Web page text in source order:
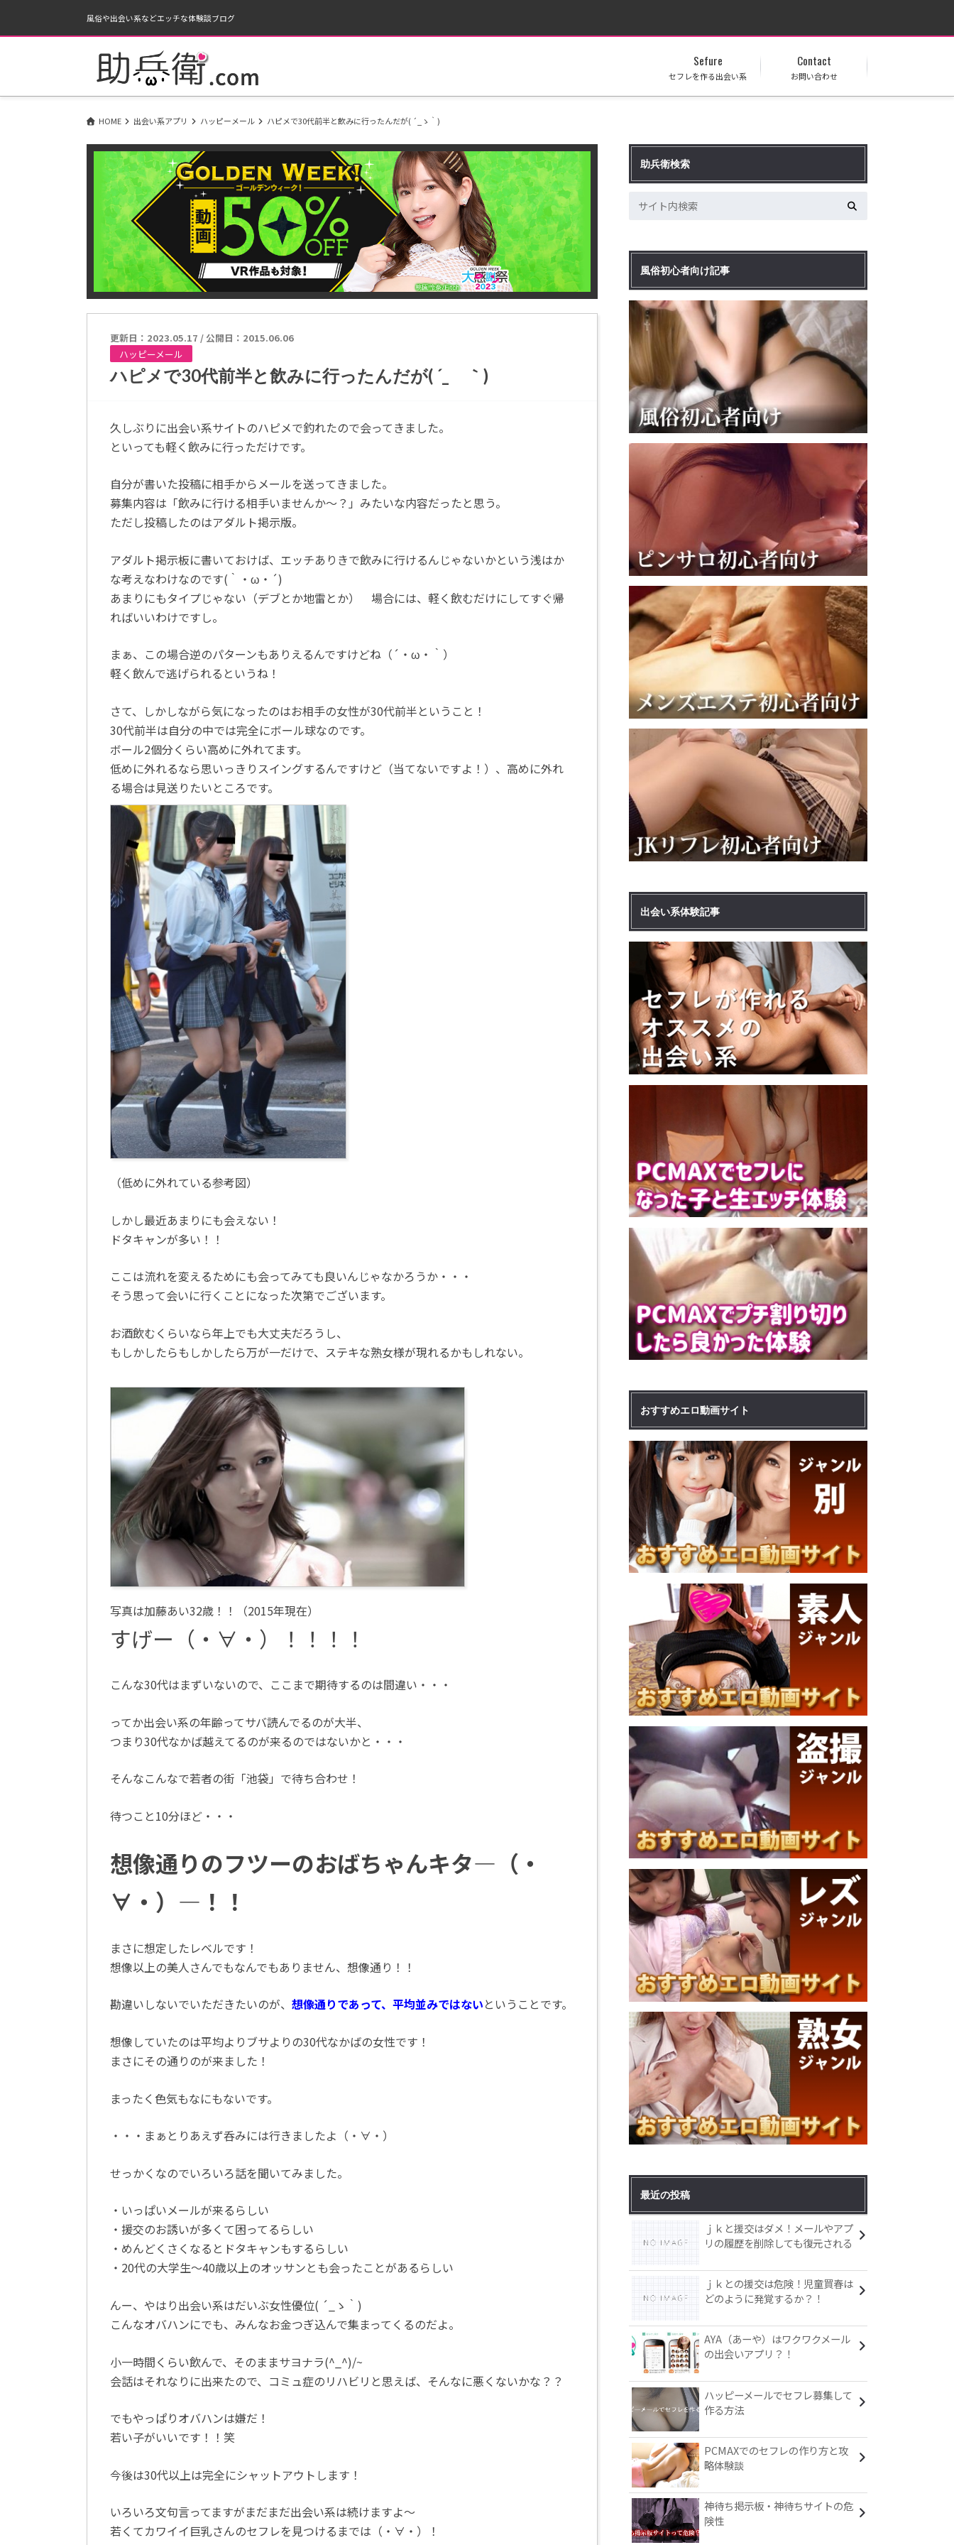
風俗や出会い系などエッチな体験談ブログ
セフレを作る出会い系
Sefure
お問い合わせ
Contact
HOME 出会い系アプリ ハッピーメール ハピメで30代前半と飲みに行ったんだが( ´_ゝ｀)
更新日： 2023.05.17 / 公開日：2015.06.06
ハッピーメール
ハピメで30代前半と飲みに行ったんだが( ´_ゝ｀)
久しぶりに出会い系サイトのハピメで釣れたので会ってきました。
といっても軽く飲みに行っただけです。
自分が書いた投稿に相手からメールを送ってきました。
募集内容は「飲みに行ける相手いませんか～？」みたいな内容だったと思う。
ただし投稿したのはアダルト掲示版。
アダルト掲示板に書いておけば、エッチありきで飲みに行けるんじゃないかという浅はか
な考えなわけなのです(｀・ω・´)
あまりにもタイプじゃない（デブとか地雷とか） 場合には、軽く飲むだけにしてすぐ帰
ればいいわけですし。
まぁ、この場合逆のパターンもありえるんですけどね（´・ω・｀）
軽く飲んで逃げられるというね！
さて、しかしながら気になったのはお相手の女性が30代前半ということ！
30代前半は自分の中では完全にボール球なのです。
ボール2個分くらい高めに外れてます。
低めに外れるなら思いっきりスイングするんですけど（当てないですよ！）、高めに外れ
る場合は見送りたいところです。
（低めに外れている参考図）
しかし最近あまりにも会えない！
ドタキャンが多い！！
ここは流れを変えるためにも会ってみても良いんじゃなかろうか・・・
そう思って会いに行くことになった次第でございます。
お酒飲むくらいなら年上でも大丈夫だろうし、
もしかしたらもしかしたら万が一だけで、ステキな熟女様が現れるかもしれない。
写真は加藤あい32歳！！（2015年現在）
すげー（・∀・）！！！！
こんな30代はまずいないので、ここまで期待するのは間違い・・・
ってか出会い系の年齢ってサバ読んでるのが大半、
つまり30代なかば越えてるのが来るのではないかと・・・
そんなこんなで若者の街「池袋」で待ち合わせ！
待つこと10分ほど・・・
想像通りのフツーのおばちゃんキタ―（・
∀・）―！！
まさに想定したレベルです！
想像以上の美人さんでもなんでもありません、想像通り！！
勘違いしないでいただきたいのが、 想像通りであって、平均並みではないということです。
想像していたのは平均よりブサよりの30代なかばの女性です！
まさにその通りのが来ました！
まったく色気もなにもないです。
・・・まぁとりあえず呑みには行きましたよ（・∀・）
せっかくなのでいろいろ話を聞いてみました。
・いっぱいメールが来るらしい
・援交のお誘いが多くて困ってるらしい
・めんどくさくなるとドタキャンもするらしい
・20代の大学生～40歳以上のオッサンとも会ったことがあるらしい
んー、やはり出会い系はだいぶ女性優位( ´_ゝ｀)
こんなオバハンにでも、みんなお金つぎ込んで集まってくるのだよ。
小一時間くらい飲んで、そのままサヨナラ(^_^)/~
会話はそれなりに出来たので、コミュ症のリハビリと思えば、そんなに悪くないかな？？
でもやっぱりオバハンは嫌だ！
若い子がいいです！！笑
今後は30代以上は完全にシャットアウトします！
いろいろ文句言ってますがまだまだ出会い系は続けますよ～
若くてカワイイ巨乳さんのセフレを見つけるまでは（・∀・）！
助兵衛検索
風俗初心者向け記事
出会い系体験記事
おすすめエロ動画サイト
最近の投稿
ｊｋと援交はダメ！メールやアプ
リの履歴を削除しても復元される
ｊｋとの援交は危険！児童買春は
どのように発覚するか？！
AYA（あーや）はワクワクメール
の出会いアプリ？！
ハッピーメールでセフレ募集して
作る方法
PCMAXでのセフレの作り方と攻
略体験談
神待ち掲示板・神待ちサイトの危
険性